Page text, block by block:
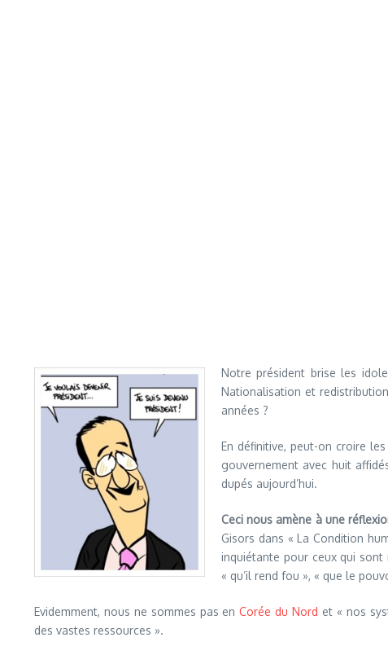
Notre président brise les
Nationalisation et
années ?
En définitive, peut-on croire
gouvernement avec huit
dupés aujourd’hui.
Ceci nous amène à une
Gisors dans « La Condition
inquiétante pour ceux qui
« qu’il rend fou », « que le
Evidemment, nous ne sommes pas enCorée du Nord et « nos
des vastes ressources ».